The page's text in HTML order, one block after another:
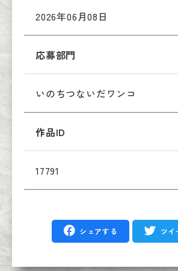
2026年06月08日
応募部門
いのちつないだワンコ
作品ID
17791
シェアする ツイ